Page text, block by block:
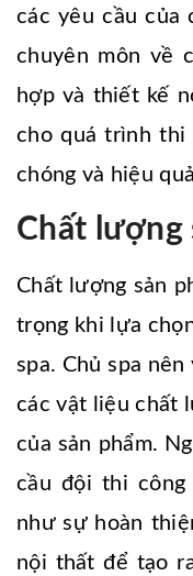
các yêu cầu của
chuyên môn về
hợp và thiết kế
cho quá trình thi
chóng và hiệu
Chất lượng
Chất lượng sản
trọng khi lựa
spa. Chủ spa
các vật liệu chất
của sản phẩm.
cầu đội thi
như sự hoàn
nội thất để tạo